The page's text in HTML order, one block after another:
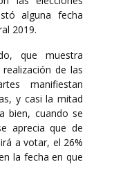
alguna fecha
2019.
que muestra
de las
manifiestan
y casi la mitad
bien, cuando se
aprecia que de
a votar, el 26%
la fecha en que